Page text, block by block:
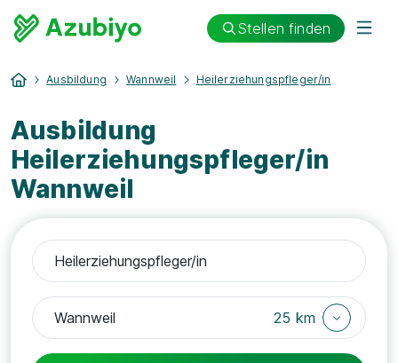
Stellen finden
Ausbildung Wannweil Heilerziehungspfleger/in
Ausbildung
Heilerziehungspfleger/in
Wannweil
25 km